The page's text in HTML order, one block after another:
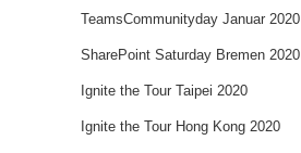
TeamsCommunityday Januar 2020
SharePoint Saturday Bremen 2020
Ignite the Tour Taipei 2020
Ignite the Tour Hong Kong 2020